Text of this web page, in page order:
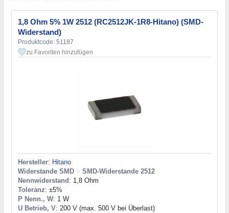
1,8 Ohm 5% 1W 2512 (RC2512JK-1R8-Hitano) (SMD-
Widerstand)
Produktcode: 51187
zu Favoriten hinzufügen
Hersteller: Hitano
Widerstande SMD > SMD-Widerstande 2512
Nennwiderstand : 1,8 Ohm
Toleranz: ±5%
P Nenn., W: 1 W
U Betrieb, V: 200 V (max. 500 V bei Überlast)